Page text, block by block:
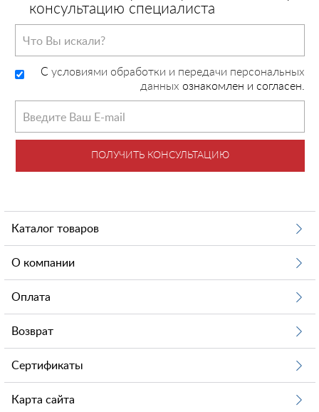
консультацию специалиста
C условиями обработки и передачи персональных
данных ознакомлен и согласен.
ПОЛУЧИТЬ КОНСУЛЬТАЦИЮ
Каталог товаров
О компании
Оплата
Возврат
Сертификаты
Карта сайта